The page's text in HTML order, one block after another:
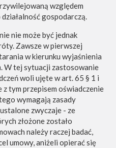
względem
gospodarczą.
nie może być jednak
Zawsze w pierwszej
w kierunku wyjaśnienia
W tej sytuacji zastosowanie
woli ujęte w art. 65 § 1 i
tym przepisem oświadczenie
wymagają zasady
zwyczaje - ze
złożone zostało
należy raczej badać,
umowy, aniżeli opierać się